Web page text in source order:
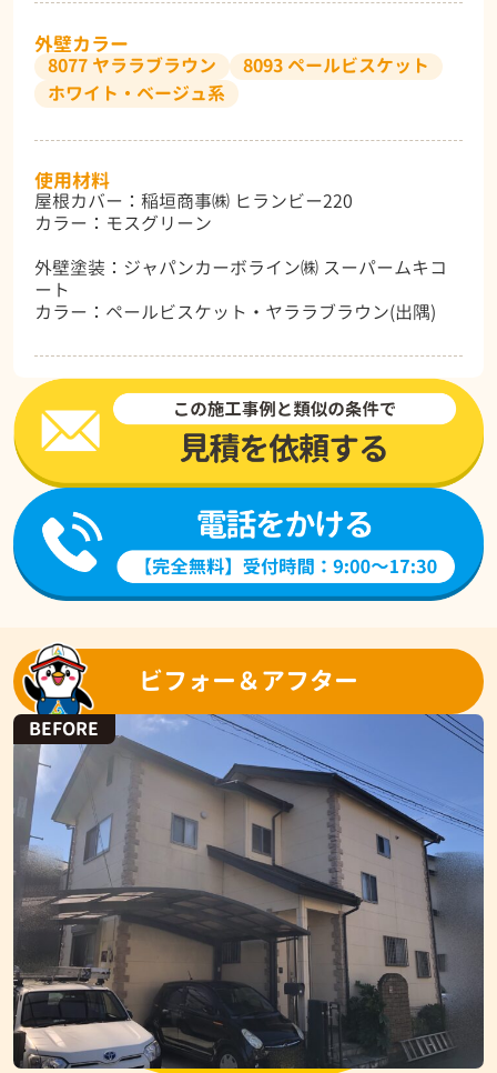
外壁カラー
8077 ヤララブラウン
8093 ペールビスケット
ホワイト・ベージュ系
使用材料
屋根カバー：稲垣商事㈱ ヒランビー220
カラー：モスグリーン
外壁塗装：ジャパンカーボライン㈱ スーパームキコ
ート
カラー：ペールビスケット・ヤララブラウン(出隅)
ビフォー＆アフター